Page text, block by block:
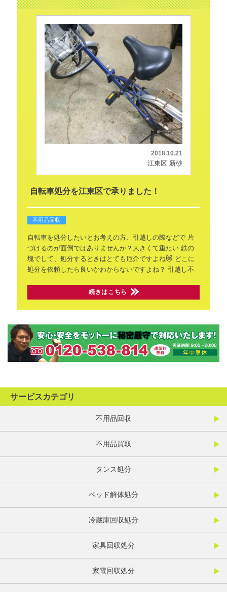
2018.10.21
江東区 新砂
自転車処分を江東区で承りました！
不用品回収
自転車を処分したいとお考えの方、引越しの際などで片
づけるのが面倒ではありませんか？大きくて重たい鉄の
塊でして、処分するときはとても厄介ですよね😿 どこに
処分を依頼したら良いかわからないですよね？ 引越し不
続きはこちら
サービスカテゴリ
不用品回収
不用品買取
タンス処分
ベッド解体処分
冷蔵庫回収処分
家具回収処分
家電回収処分